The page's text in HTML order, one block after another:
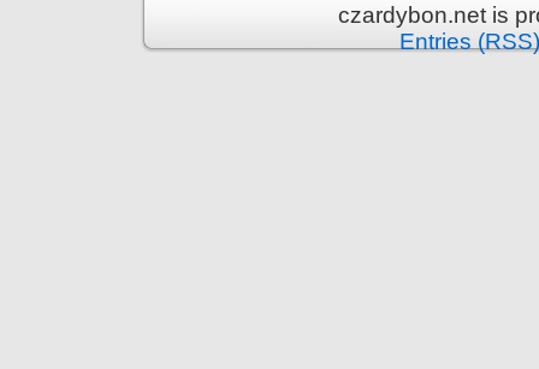
czardybon.net is
Entries (RSS)